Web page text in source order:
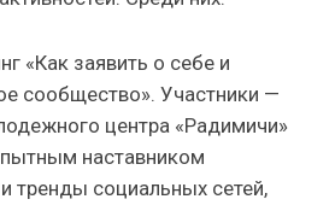
«Как заявить о себе и
сообщество». Участники —
центра «Радимичи»
наставником
тренды социальных сетей,